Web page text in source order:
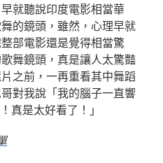
就聽說印度電影相當華
的鏡頭，雖然，心理早就
部電影還是覺得相當驚
舞鏡頭，真是讓人太驚豔
之前，一再重看其中舞蹈
對我說「我的腦子一直響
真是太好看了！」